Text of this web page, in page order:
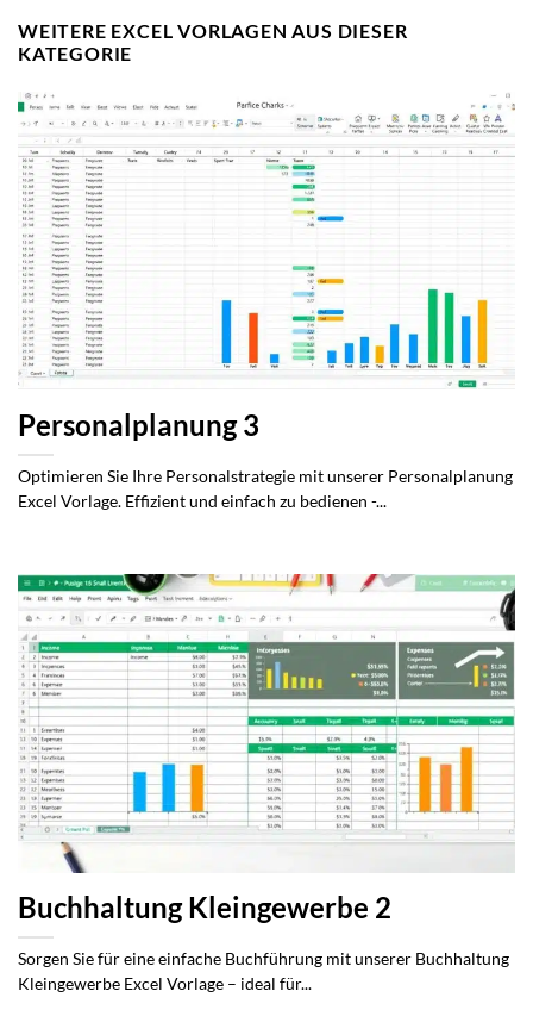
WEITERE EXCEL VORLAGEN AUS DIESER
KATEGORIE
Personalplanung 3
Optimieren Sie Ihre Personalstrategie mit unserer Personalplanung
Excel Vorlage. Effizient und einfach zu bedienen -...
Buchhaltung Kleingewerbe 2
Sorgen Sie für eine einfache Buchführung mit unserer Buchhaltung
Kleingewerbe Excel Vorlage – ideal für...